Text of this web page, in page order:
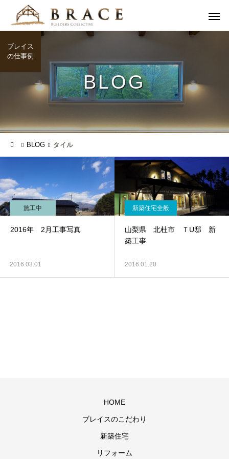
BLOG
ブレイス
の仕事例
BLOG タイル
施工中
2016年 2月工事写真
2016.03.01
新築住宅全般
山梨県 北杜市 ＴU邸 新
築工事
2016.01.20
HOME
ブレイスのこだわり
新築住宅
リフォーム